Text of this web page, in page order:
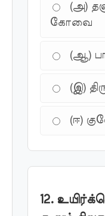
(அ)
கோவை
(ஆ)
(இ)
(ஈ)
12.